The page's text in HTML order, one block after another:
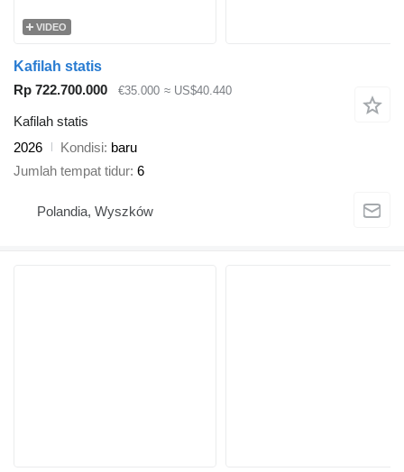
VIDEO
Kafilah statis
Rp 722.700.000
€35.000 ≈ US$40.440
Kafilah statis
2026
Kondisi baru
Jumlah tempat tidur 6
Polandia, Wyszków